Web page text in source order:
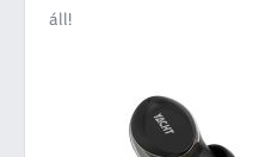
áll!